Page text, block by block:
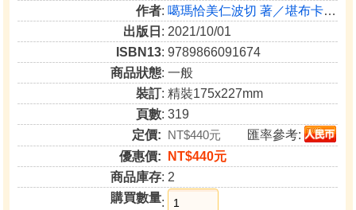
作者: 噶瑪恰美仁波切 著／堪布卡塔仁波切 講述
出版日 : 2021/10/01
ISBN13: 9789866091674
商品狀態: 一般
裝訂: 精裝175x227mm
頁數: 319
定價: NT$440元
匯率參考:
優惠價:
NT$440元
商品庫存: 2
購買數量: